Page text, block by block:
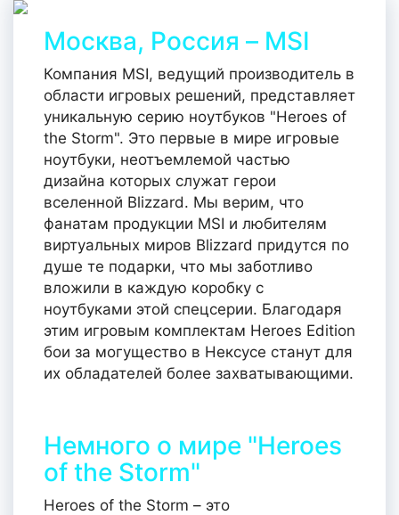
Москва, Россия – MSI
Компания MSI, ведущий производитель в
области игровых решений, представляет
уникальную серию ноутбуков "Heroes of
the Storm". Это первые в мире игровые
ноутбуки, неотъемлемой частью
дизайна которых служат герои
вселенной Blizzard. Мы верим, что
фанатам продукции MSI и любителям
виртуальных миров Blizzard придутся по
душе те подарки, что мы заботливо
вложили в каждую коробку с
ноутбуками этой спецсерии. Благодаря
этим игровым комплектам Heroes Edition
бои за могущество в Нексусе станут для
их обладателей более захватывающими.
Немного о мире "Heroes
of the Storm"
Heroes of the Storm – это